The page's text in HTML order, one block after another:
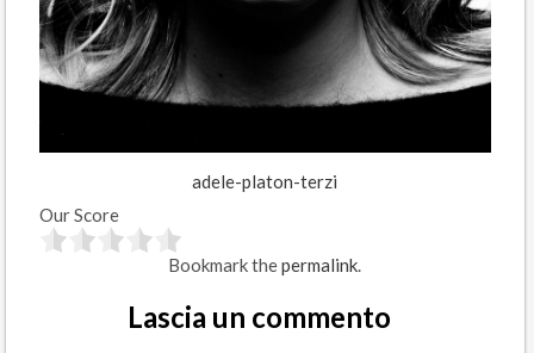
adele-platon-terzi
Our Score
Bookmark thepermalink.
Lascia un commento